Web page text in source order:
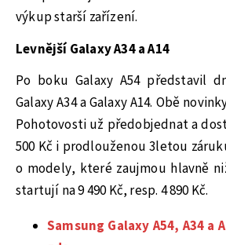
výkup starší zařízení.
Levnější Galaxy A34 a A14
Po boku Galaxy A54 představil
Galaxy A34 a Galaxy A14. Obě
Pohotovosti už předobjednat a
500 Kč i prodlouženou 3letou
o modely, které zaujmou hlavně
startují na 9 490 Kč, resp. 4 890 Kč.
Samsung Galaxy A54, A34 a